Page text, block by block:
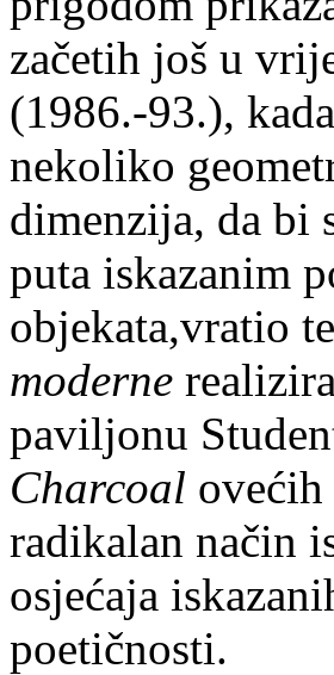
začetih još u
(1986.-93.),
nekoliko
dimenzija, da bi
puta iskazanim
objekata,vratio
moderne
paviljonu
Charcoal
radikalan način
osjećaja
poetičnosti.